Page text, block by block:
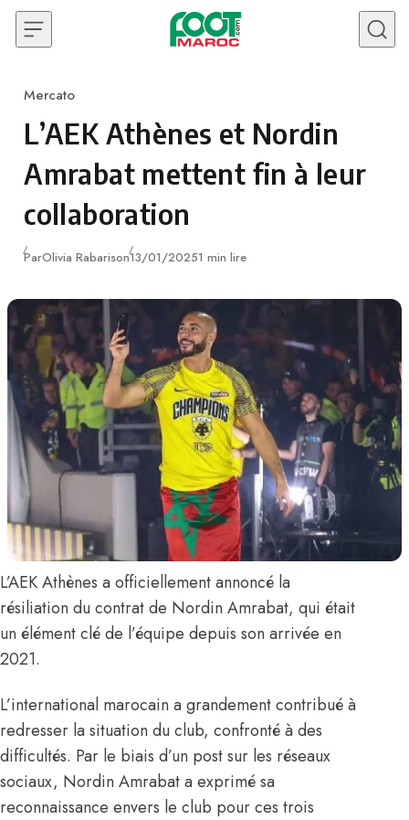
Skip to content
Category
Mercato
L’AEK Athènes et Nordin
Amrabat mettent fin à leur
collaboration
ParOlivia RabarisonPublié
13/01/20251 min lire
L’AEK Athènes a officiellement annoncé la
résiliation du contrat de Nordin Amrabat, qui était
un élément clé de l’équipe depuis son arrivée en
2021.
L’international marocain a grandement contribué à
redresser la situation du club, confronté à des
difficultés. Par le biais d’un postsur les réseaux
sociaux, Nordin Amrabat a exprimé sa
reconnaissance envers le club pour ces trois